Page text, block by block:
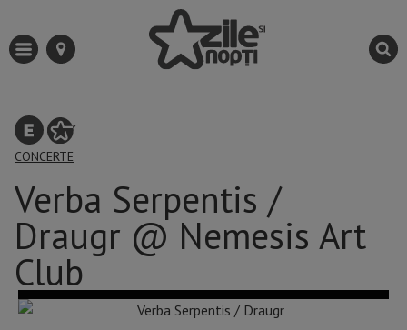
CONCERTE
Verba Serpentis /
Draugr @ Nemesis Art
Club